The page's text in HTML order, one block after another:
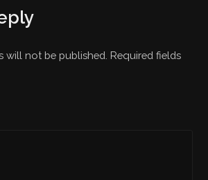
will not be published. Required fields